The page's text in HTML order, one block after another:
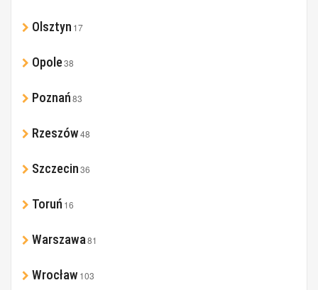
Olsztyn 17
Opole38
Poznań83
Rzeszów48
Szczecin36
Toruń 16
Warszawa81
Wrocław 103